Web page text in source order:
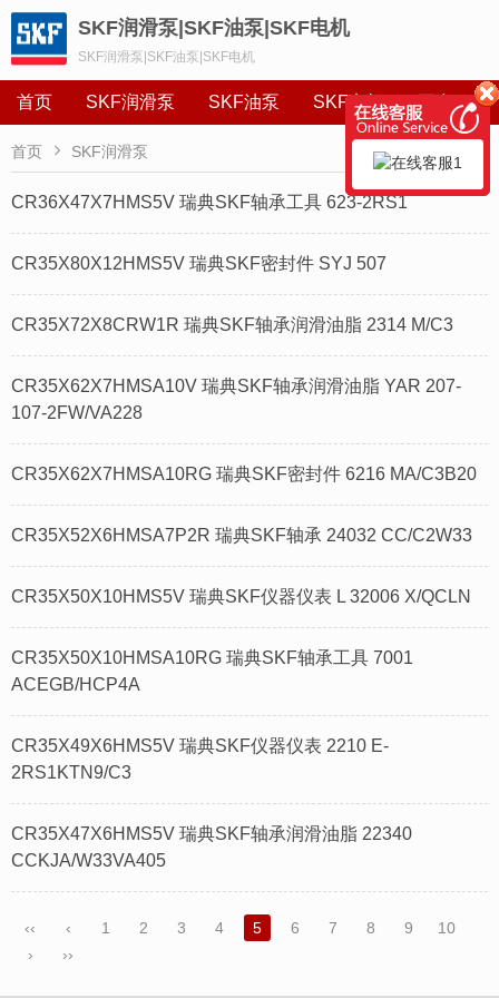
SKF润滑泵|SKF油泵|SKF电机
SKF润滑泵|SKF油泵|SKF电机
首页 SKF润滑泵 SKF油泵 SKF电机 更多
首页  SKF润滑泵
CR36X47X7HMS5V 瑞典SKF轴承工具 623-2RS1
CR35X80X12HMS5V 瑞典SKF密封件 SYJ 507
CR35X72X8CRW1R 瑞典SKF轴承润滑油脂 2314 M/C3
CR35X62X7HMSA10V 瑞典SKF轴承润滑油脂 YAR 207-
107-2FW/VA228
CR35X62X7HMSA10RG 瑞典SKF密封件 6216 MA/C3B20
CR35X52X6HMSA7P2R 瑞典SKF轴承 24032 CC/C2W33
CR35X50X10HMS5V 瑞典SKF仪器仪表 L 32006 X/QCLN
CR35X50X10HMSA10RG 瑞典SKF轴承工具 7001
ACEGB/HCP4A
CR35X49X6HMS5V 瑞典SKF仪器仪表 2210 E-
2RS1KTN9/C3
CR35X47X6HMS5V 瑞典SKF轴承润滑油脂 22340
CCKJA/W33VA405
‹‹ ‹ 1 2 3 4 5 6 7 8 9
10
›
››